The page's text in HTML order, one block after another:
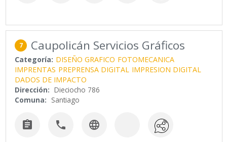
7 Caupolicán Servicios Gráficos
Categoría: DISEÑO GRAFICO FOTOMECANICA
IMPRENTAS PREPRENSA DIGITAL IMPRESION DIGITAL
DADOS DE IMPACTO
Dirección: Dieciocho 786
Comuna: Santiago
  